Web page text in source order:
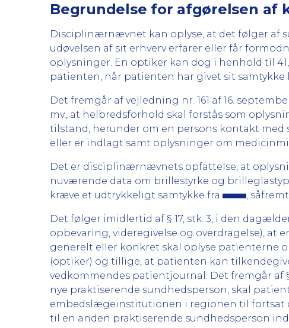
Begrundelse for afgørelsen af
Disciplinærnævnet kan oplyse, at det følger af
udøvelsen af sit erhverv erfarer eller får
oplysninger. En optiker kan dog i henhold til
patienten, når patienten har givet sit
Det fremgår af vejledning nr. 161 af 16.
mv., at helbredsforhold skal forstås som
tilstand, herunder om en persons kontakt
eller er indlagt samt oplysninger om
Det er disciplinærnævnets opfattelse, at
nuværende data om brillestyrke og
kræve et udtrykkeligt samtykke fra
,
Det følger imidlertid af § 17, stk. 3, i den
opbevaring, videregivelse og overdragelse), at
generelt eller konkret skal oplyse patienterne
(optiker) og tillige, at patienten kan
vedkommendes patientjournal. Det fremgår af
nye praktiserende sundhedsperson, skal
embedslægeinstitutionen i regionen til fortsat
til en anden praktiserende sundhedsperson